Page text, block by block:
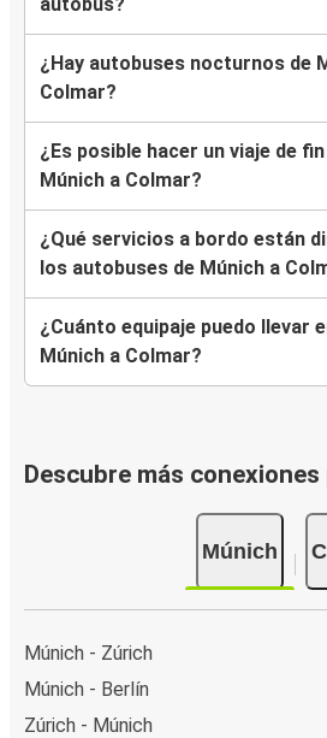
¿Hay autobuses nocturnos de
Colmar?
¿Es posible hacer un viaje de
Múnich a Colmar?
¿Qué servicios a bordo están
los autobuses de Múnich a
¿Cuánto equipaje puedo llevar
Múnich a Colmar?
Descubre más
Múnich
Múnich - Zúrich
Múnich - Berlín
Zúrich - Múnich